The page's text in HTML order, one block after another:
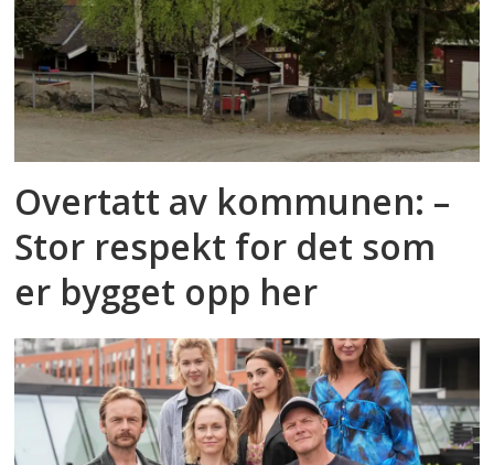
Overtatt av kommunen: –
Stor respekt for det som
er bygget opp her